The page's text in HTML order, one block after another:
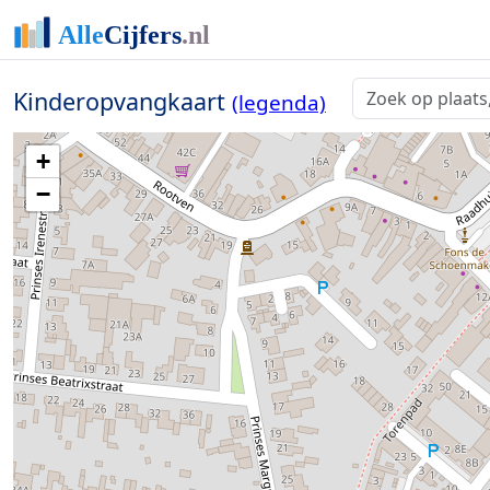
Kinderopvangkaart (legenda)
+
−